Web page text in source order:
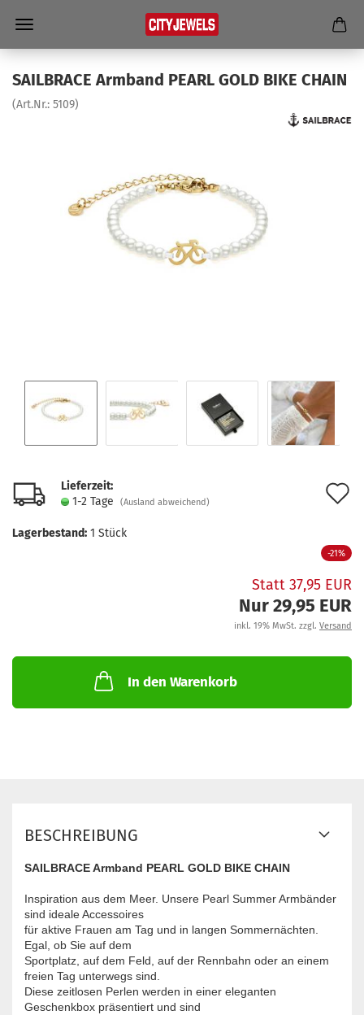
SAILBRACE Arm­band PEARL GOLD BIKE CHAIN
(Art.Nr.: 5109)
Lieferzeit:
1-2 Tage
(Ausland abweichend)
Lagerbestand: 1 Stück
-21%
Statt 37,95 EUR
Nur 29,95 EUR
inkl. 19% MwSt. zzgl. Versand
In den Warenkorb
BESCHREIBUNG
SAILBRACE Armband PEARL GOLD BIKE CHAIN
Inspiration aus dem Meer. Unsere Pearl Summer Armbänder
sind ideale Accessoires
für aktive Frauen am Tag und in langen Sommernächten.
Egal, ob Sie auf dem
Sportplatz, auf dem Feld, auf der Rennbahn oder an einem
freien Tag unterwegs sind.
Diese zeitlosen Perlen werden in einer eleganten
Geschenkbox präsentiert und sind